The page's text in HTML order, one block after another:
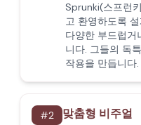
Sprunki(스프런
고 환영하도록
다양한 부드럽거
니다. 그들의 독
작용을 만듭니다.
#2 맞춤형 비주얼